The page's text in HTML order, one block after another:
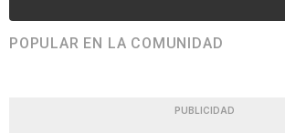
POPULAR EN LA COMUNIDAD
PUBLICIDAD